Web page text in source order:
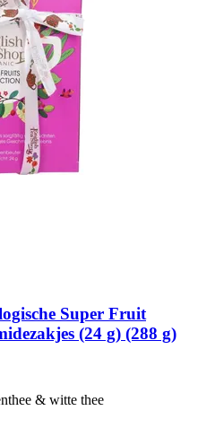
Super Fruit
(24 g) (288 g)
& witte thee